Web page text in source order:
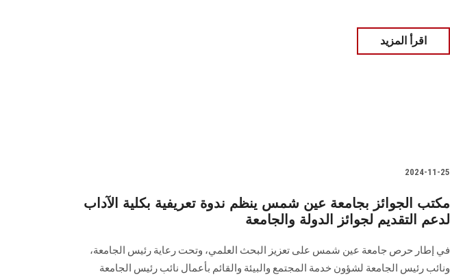
اقرأ المزيد
2024-11-25
مكتب الجوائز بجامعة عين شمس ينظم ندوة تعريفية بكلية الآداب
لدعم التقديم لجوائز الدولة والجامعة
في إطار حرص جامعة عين شمس على تعزيز البحث العلمي، وتحت رعاية رئيس الجامعة،
ونائب رئيس الجامعة لشؤون خدمة المجتمع والبيئة والقائم بأعمال نائب رئيس الجامعة